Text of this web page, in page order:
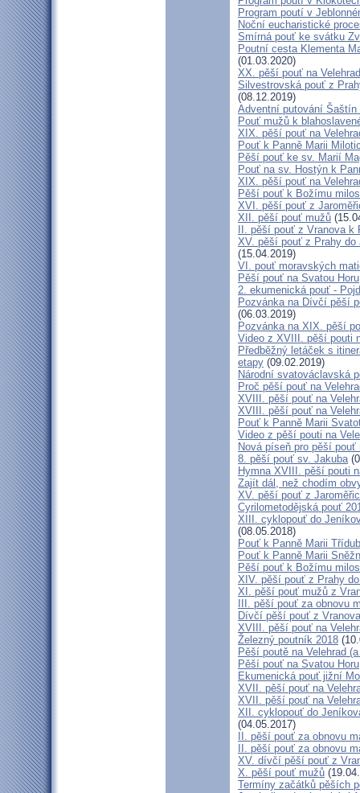
Program poutí v
Noční eucharistické
Smírná pouť ke svátku
Poutní cesta Klementa
(01.03.2020)
XX. pěší pouť na
Silvestrovská pouť z
(08.12.2019)
Adventní putování Šaštín
Pouť mužů k
XIX. pěší pouť na
Pouť k Panně Marii
Pěší pouť ke sv. Marií
Pouť na sv. Hostýn k
XIX. pěší pouť na
Pěší pouť k Božímu
XVI. pěší pouť z
XII. pěší pouť mužů
II. pěší pouť z Vranova k
XV. pěší pouť z Prahy
(15.04.2019)
VI. pouť moravských
Pěší pouť na Svatou Horu
2. ekumenická pouť -
Pozvánka na Dívčí pěší
(06.03.2019)
Pozvánka na XIX. pěší
Video z XVIII. pěší pouti
Předběžný letáček s
etapy (09.02.2019)
Národní svatováclavská
Proč pěší pouť na
XVIII. pěší pouť na
XVIII. pěší pouť na
Pouť k Panně Marii
Video z pěší pouti na
Nová píseň pro pěší
8. pěší pouť sv. Jakuba
Hymna XVIII. pěší pouti
Zajít dál, než chodím
XV. pěší pouť z
Cyrilometodějská pouť
XIII. cyklopouť do
(08.05.2018)
Pouť k Panně Marii
Pouť k Panně Marii
Pěší pouť k Božímu
XIV. pěší pouť z Prahy
XI. pěší pouť mužů z
III. pěší pouť za obnovu
Dívčí pěší pouť z
XVIII. pěší pouť na
Železný poutník 2018
Pěší poutě na Velehrad
Pěší pouť na Svatou Horu
Ekumenická pouť jižní
XVII. pěší pouť na
XVII. pěší pouť na
XII. cyklopouť do
(04.05.2017)
II. pěší pouť za obnovu
II. pěší pouť za obnovu
XV. dívčí pěší pouť z
X. pěší pouť mužů
Termíny začátků pěších